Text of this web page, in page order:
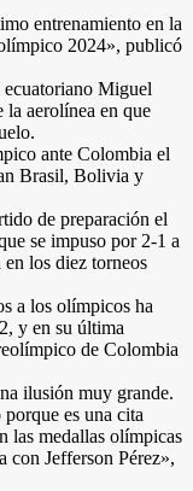
entrenamiento en la
2024», publicó
Miguel
aerolínea en que
ante Colombia el
Brasil, Bolivia y
de preparación el
se impuso por 2-1 a
los diez torneos
a los olímpicos ha
y en su última
de Colombia
ilusión muy grande.
es una cita
las medallas olímpicas
con Jefferson Pérez»,